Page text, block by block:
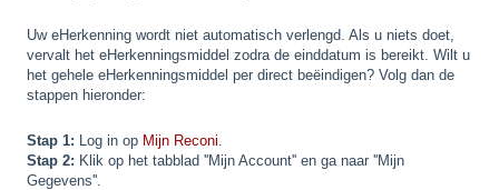
Uw eHerkenning wordt niet automatisch verlengd. Als u niets doet,
vervalt het eHerkenningsmiddel zodra de einddatum is bereikt. Wilt u
het gehele eHerkenningsmiddel per direct beëindigen? Volg dan de
stappen hieronder:
Stap 1: Log in op Mijn Reconi
Stap 2: Klik op het tabblad ''Mijn Account'' en ga naar ''Mijn
Gegevens''.